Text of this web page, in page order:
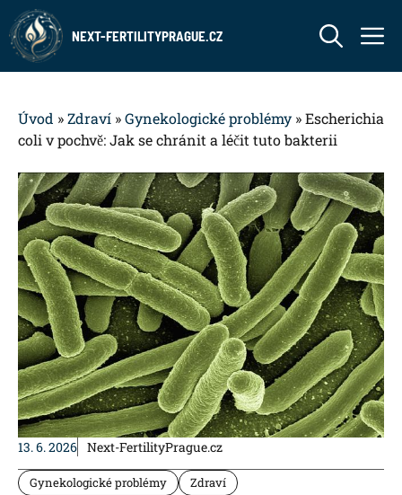
Přeskočit
na
obsah
NEXT-FERTILITYPRAGUE.CZ
Úvod »Zdraví »Gynekologické problémy »Escherichia
coli v pochvě: Jak se chránit a léčit tuto bakterii
13. 6. 2026 Next-FertilityPrague.cz
Gynekologické problémy Zdraví